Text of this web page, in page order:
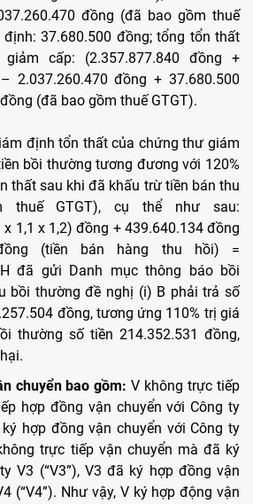
đồng (đã bao gồm thuế
định: 37.680.500 đồng; tổng tổn thất
cấp: (2.357.877.840 đồng +
2.037.260.470 đồng + 37.680.500
(đã bao gồm thuế GTGT).
định tổn thất của chứng thư giám
bồi thường tương đương với 120%
thất sau khi đã khấu trừ tiền bán thu
thuế GTGT), cụ thể như sau:
1,1 x 1,2) đồng + 439.640.134 đồng
(tiền bán hàng thu hồi) =
đã gửi Danh mục thông báo bồi
bồi thường đề nghị (i) B phải trả số
đồng, tương ứng 110% trị giá
thường số tiền 214.352.531 đồng,
chuyển bao gồm: V không trực tiếp
hợp đồng vận chuyển với Công ty
ký hợp đồng vận chuyển với Công ty
trực tiếp vận chuyển mà đã ký
V3 (“V3”), V3 đã ký hợp đồng vận
(“V4”). Như vậy, V ký hợp động vận